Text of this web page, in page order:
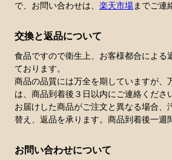
で、お問い合わせは、 楽天市場までご連
交換と返品について
食品ですので衛生上、お客様都合による
ております。
商品の品質には万全を期していますが、
は、商品到着後３日以内にご連絡くださ
お届けした商品がご注文と異なる場合、
替え、返品を承ります。商品到着後一週
お問い合わせについて